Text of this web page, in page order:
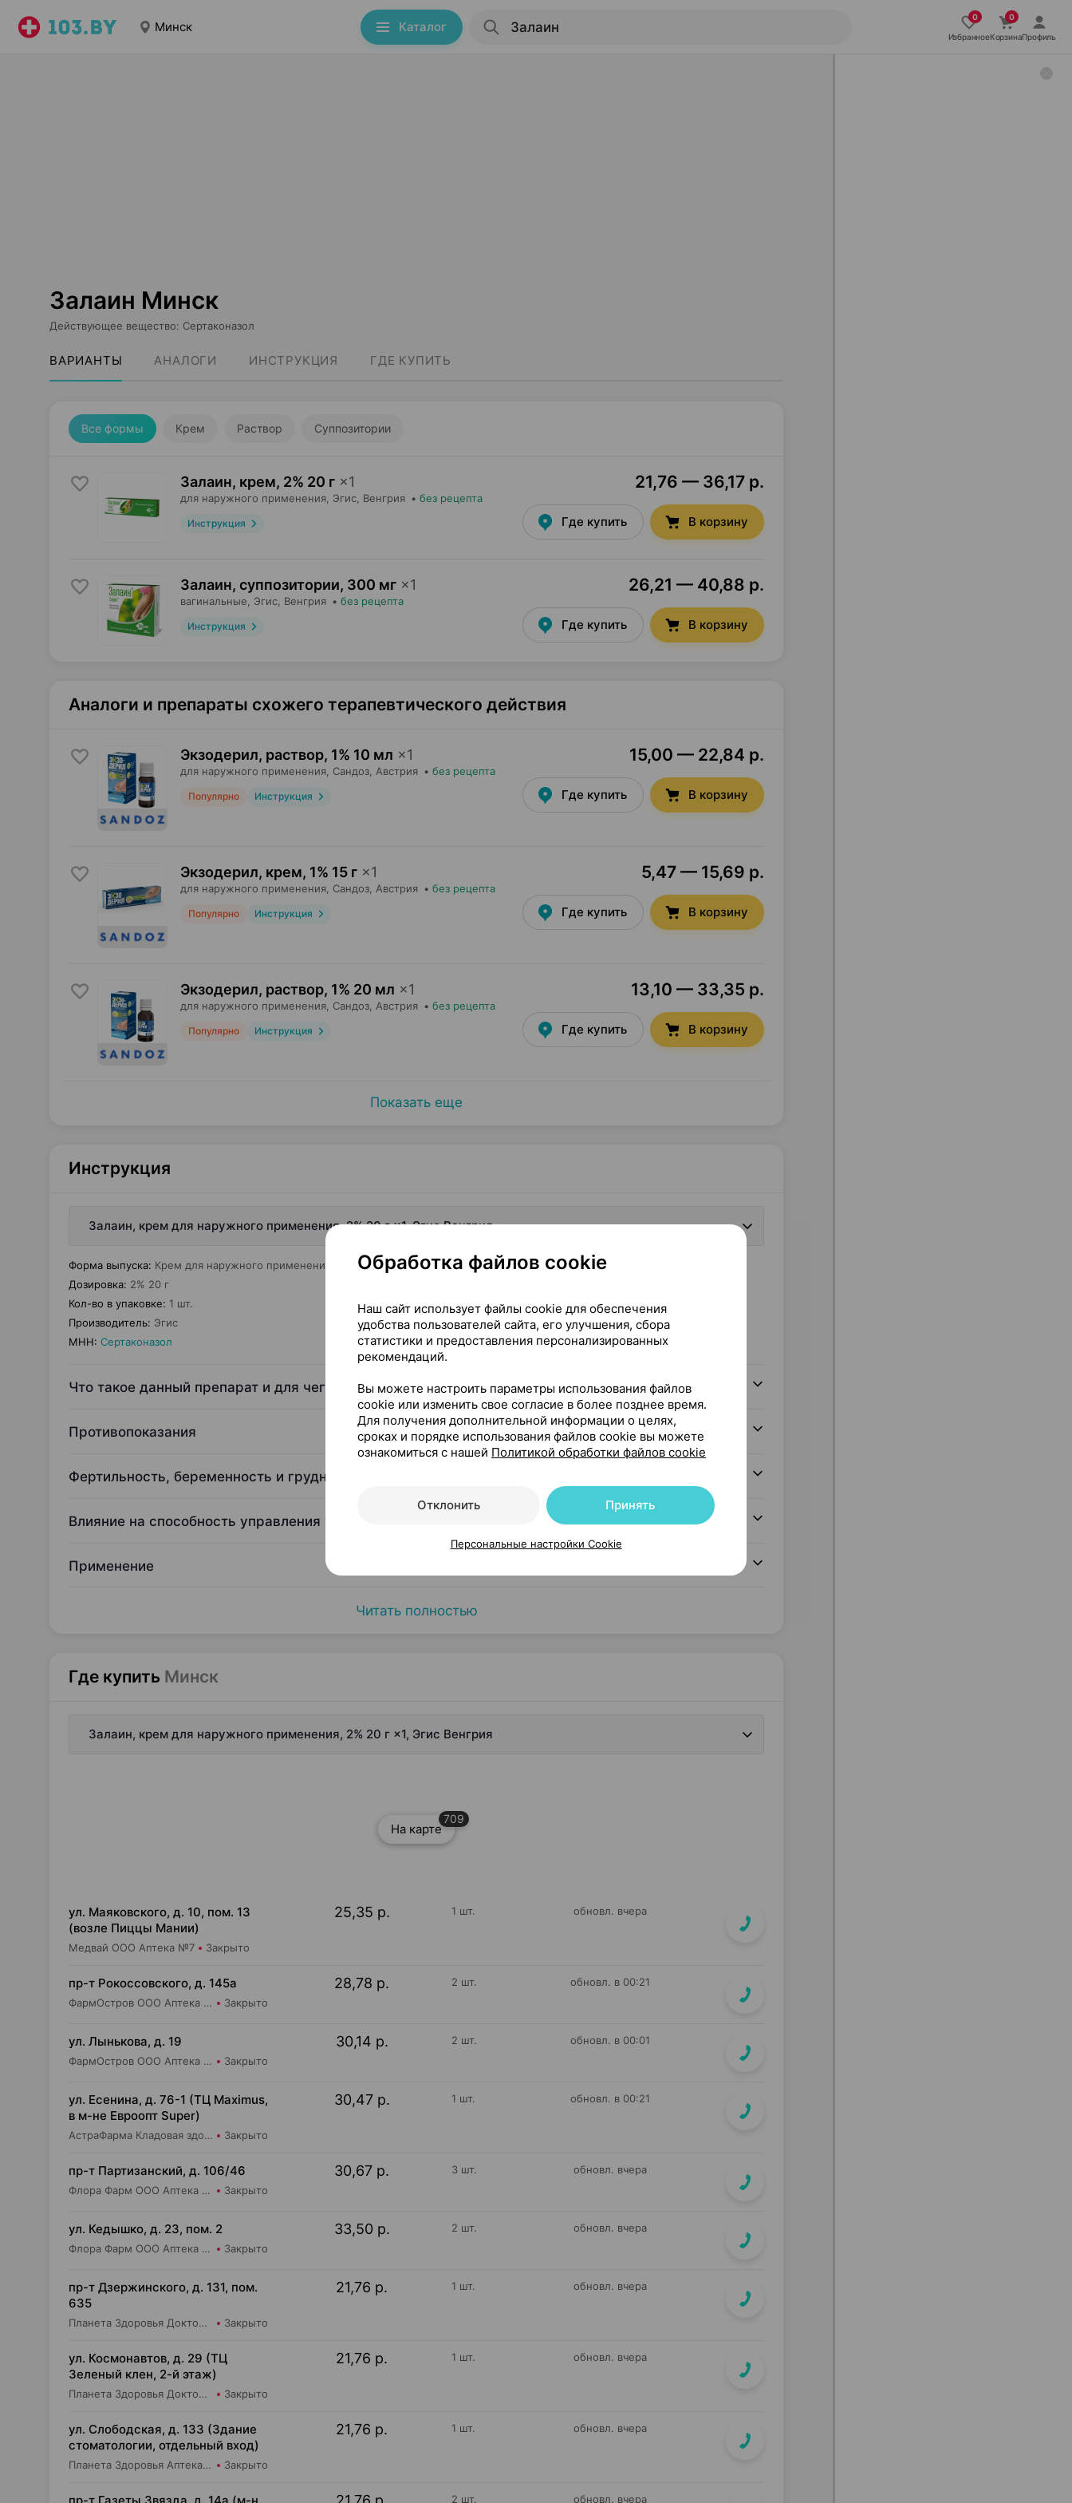
Минск Каталог
ИзбранноеКорзинаПрофиль
Залаин Минск
Действующее вещество: Сертаконазол
ВАРИАНТЫ АНАЛОГИ ИНСТРУКЦИЯ ГДЕ КУПИТЬ
Все формы Крем Раствор Суппозитории
Залаин, крем, 2% 20 г ×1
для наружного применения, Эгис , Венгрия • без рецепта
Инструкция
21,76 — 36,17 р.
Где купить В корзину
Залаин, суппозитории, 300 мг ×1
вагинальные, Эгис , Венгрия • без рецепта
Инструкция
26,21 — 40,88 р.
Где купить В корзину
Аналоги и препараты схожего терапевтического действия
Экзодерил, раствор, 1% 10 мл ×1
для наружного применения, Сандоз , Австрия • без рецепта
Популярно Инструкция
15,00 — 22,84 р.
Где купить В корзину
Экзодерил, крем, 1% 15 г ×1
для наружного применения, Сандоз , Австрия • без рецепта
Популярно Инструкция
5,47 — 15,69 р.
Где купить В корзину
Экзодерил, раствор, 1% 20 мл ×1
для наружного применения, Сандоз , Австрия • без рецепта
Популярно Инструкция
13,10 — 33,35 р.
Где купить В корзину
Показать еще
Инструкция
Залаин, крем для наружного применения, 2% 20 г ×1, Эгис Венгрия
Форма выпуска: Крем для наружного применения
Дозировка: 2% 20 г
Кол-во в упаковке: 1 шт.
Производитель: Эгис
МНН: Сертаконазол
Что такое данный препарат и для чего его применяют
Противопоказания
Фертильность, беременность и грудное вскармливание
Влияние на способность управления транспортными средствами и работу с механизмами
Применение
Читать полностью
Где купить Минск
Залаин, крем для наружного применения, 2% 20 г ×1, Эгис Венгрия
На карте
709
ул. Маяковского, д. 10, пом. 13
(возле Пиццы Мании)
Медвай ООО Аптека №7 Закрыто
25,35 р. 1 шт. обновл. вчера
пр-т Рокоссовского, д. 145а
ФармОстров ООО Аптека №9 на Рокоссовского Закрыто
28,78 р. 2 шт. обновл. в 00:21
ул. Лынькова, д. 19
ФармОстров ООО Аптека №7 на Лынькова Закрыто
30,14 р. 2 шт. обновл. в 00:01
ул. Есенина, д. 76-1 (ТЦ Maximus,
в м-не Евроопт Super)
АстраФарма Кладовая здоровья ООО Аптека №9 Закрыто
30,47 р. 1 шт. обновл. в 00:21
пр-т Партизанский, д. 106/46
Флора Фарм ООО Аптека №20 Закрыто
30,67 р. 3 шт. обновл. вчера
ул. Кедышко, д. 23, пом. 2
Флора Фарм ООО Аптека №21 Закрыто
33,50 р. 2 шт. обновл. вчера
пр-т Дзержинского, д. 131, пом.
635
Планета Здоровья Доктор Время ООО Аптека №52 Закрыто
21,76 р. 1 шт. обновл. вчера
ул. Космонавтов, д. 29 (ТЦ
Зеленый клен, 2-й этаж)
Планета Здоровья Доктор Таир ООО Аптека №6 Закрыто
21,76 р. 1 шт. обновл. вчера
ул. Слободская, д. 133 (Здание
стоматологии, отдельный вход)
Планета Здоровья Аптека №28 ООО Аптека №5 Закрыто
21,76 р. 1 шт. обновл. вчера
2 шт. обновл. вчера
Обработка файлов cookie
Наш сайт использует файлы cookie для обеспечения
удобства пользователей сайта, его улучшения, сбора
статистики и предоставления персонализированных
рекомендаций.
Вы можете настроить параметры использования файлов
cookie или изменить свое согласие в более позднее время.
Для получения дополнительной информации о целях,
сроках и порядке использования файлов cookie вы можете
ознакомиться с нашей Политикой обработки файлов cookie
Отклонить Принять
Персональные настройки Cookie